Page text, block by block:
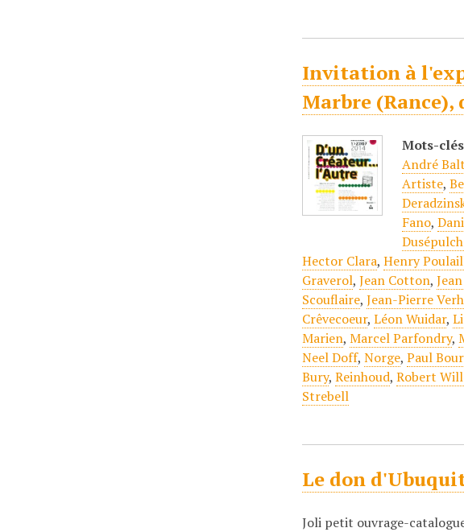
Invitation à
Marbre
Mots-
André
Artiste,
Fano,
Hector Clara,Henry
Graverol,Jean Cotton,
Scouflaire,Jean-Pierre
Crêvecoeur,Léon Wuidar,
Marien,Marcel Parfondry,
Neel Doff,Norge,Paul
Bury,Reinhoud,Robert
Strebell
Le don
Joli petit ouvrage-